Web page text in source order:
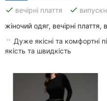
done вечірні плаття done
жіночий одяг, вечірні плаття,
Дуже якісні та комфортні
якість та швидкість